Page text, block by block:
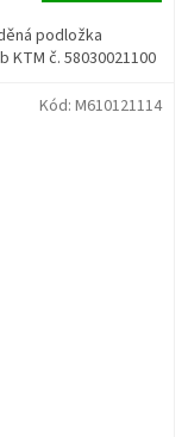
podložka
KTM č. 58030021100
Kód: M610121114